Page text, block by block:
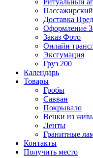
Ритуальный
Доставка
Оформление
Заказ Фото
Онлайн
Эксгумация
Груз 200
Календарь
Товары
Гробы
Савван
Покрывало
Венки из
Ленты
Гранитные
Контакты
Получить место